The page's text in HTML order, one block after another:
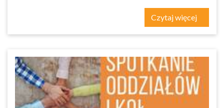
Czytaj więcej